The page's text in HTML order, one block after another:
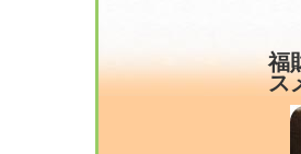
福
ス